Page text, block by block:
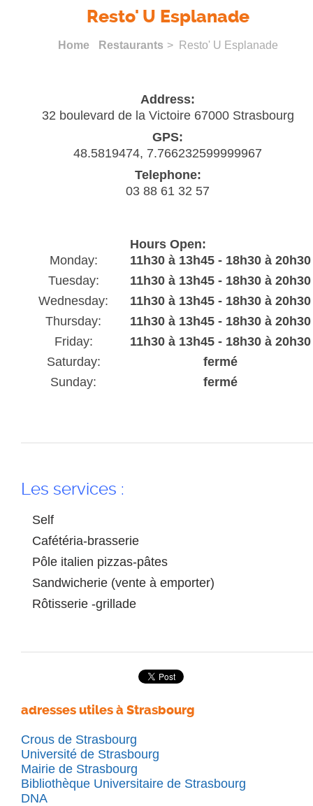
Resto' U Esplanade
Home Restaurants > Resto' U Esplanade
Address:
32 boulevard de la Victoire 67000 Strasbourg
GPS:
48.5819474, 7.766232599999967
Telephone:
03 88 61 32 57
Hours Open:
Monday:
11h30 à 13h45 - 18h30 à 20h30
Tuesday:
11h30 à 13h45 - 18h30 à 20h30
Wednesday:
11h30 à 13h45 - 18h30 à 20h30
Thursday:
11h30 à 13h45 - 18h30 à 20h30
Friday:
11h30 à 13h45 - 18h30 à 20h30
Saturday:
fermé
Sunday:
fermé
Les services :
Self
Cafétéria-brasserie
Pôle italien pizzas-pâtes
Sandwicherie (vente à emporter)
Rôtisserie -grillade
adresses utiles à Strasbourg
Crous de Strasbourg
Université de Strasbourg
Mairie de Strasbourg
Bibliothèque Universitaire de Strasbourg
DNA